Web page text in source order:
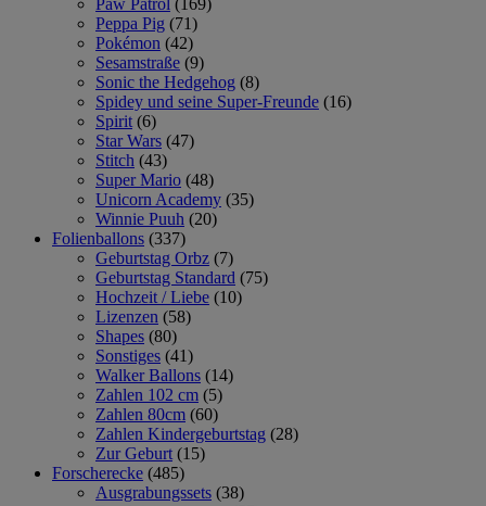
Peppa Pig (71)
Pokémon (42)
Sesamstraße (9)
Sonic the Hedgehog (8)
Spidey und seine Super-Freunde (16)
Spirit (6)
Star Wars (47)
Stitch (43)
Super Mario (48)
Unicorn Academy (35)
Winnie Puuh (20)
Folienballons (337)
Geburtstag Orbz (7)
Geburtstag Standard (75)
Hochzeit / Liebe (10)
Lizenzen (58)
Shapes (80)
Sonstiges (41)
Walker Ballons (14)
Zahlen 102 cm (5)
Zahlen 80cm (60)
Zahlen Kindergeburtstag (28)
Zur Geburt (15)
Forscherecke (485)
Ausgrabungssets (38)